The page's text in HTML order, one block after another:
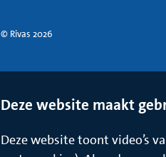
© Rivas 2026
Deze website maakt
Deze website toont video’s